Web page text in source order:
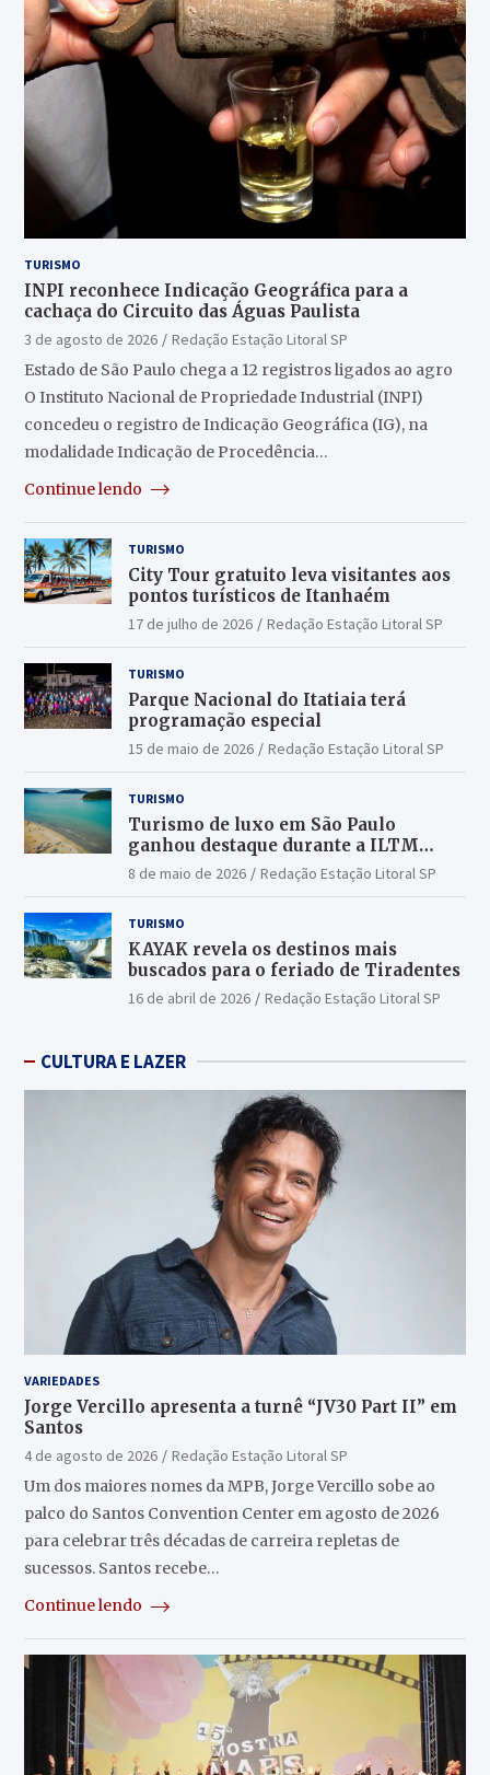
TURISMO
INPI reconhece Indicação Geográfica para a
cachaça do Circuito das Águas Paulista
3 de agosto de 2026
Redação Estação Litoral SP
Estado de São Paulo chega a 12 registros ligados ao agro
O Instituto Nacional de Propriedade Industrial (INPI)
concedeu o registro de Indicação Geográfica (IG), na
modalidade Indicação de Procedência…
Continue lendo
TURISMO
City Tour gratuito leva visitantes aos
pontos turísticos de Itanhaém
17 de julho de 2026 Redação Estação Litoral SP
TURISMO
Parque Nacional do Itatiaia terá
programação especial
15 de maio de 2026 Redação Estação Litoral SP
TURISMO
Turismo de luxo em São Paulo
ganhou destaque durante a ILTM
Latin America 2026
8 de maio de 2026 Redação Estação Litoral SP
TURISMO
KAYAK revela os destinos mais
buscados para o feriado de Tiradentes
16 de abril de 2026 Redação Estação Litoral SP
CULTURA E LAZER
VARIEDADES
Jorge Vercillo apresenta a turnê “JV30 Part II” em
Santos
4 de agosto de 2026
Redação Estação Litoral SP
Um dos maiores nomes da MPB, Jorge Vercillo sobe ao
palco do Santos Convention Center em agosto de 2026
para celebrar três décadas de carreira repletas de
sucessos. Santos recebe…
Continue lendo